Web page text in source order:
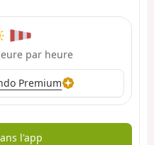
par heure
Premium
l'app